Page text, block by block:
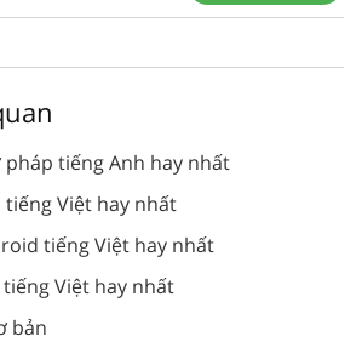
pháp tiếng Anh hay nhất
tiếng Việt hay nhất
tiếng Việt hay nhất
tiếng Việt hay nhất
bản